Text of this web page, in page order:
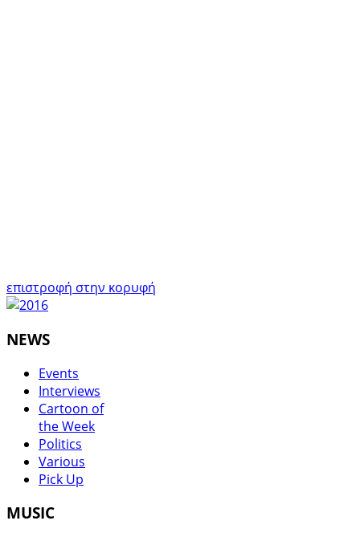
επιστροφή στην κορυφή
NEWS
Events
Interviews
Cartoon of
the Week
Politics
Various
Pick Up
MUSIC